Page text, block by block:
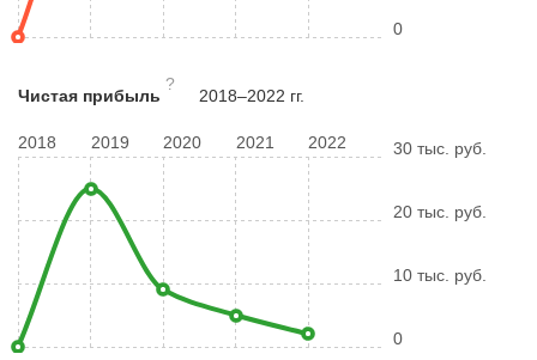
0
Чистая прибыль
?
2018–2022 гг.
2018 2019 2020 2021 2022
0
10 тыс. руб.
20 тыс. руб.
30 тыс. руб.